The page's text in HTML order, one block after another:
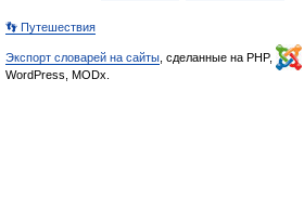
👣 Путешествия
Экспорт словарей на сайты , сделанные на PHP,
WordPress, MODx.